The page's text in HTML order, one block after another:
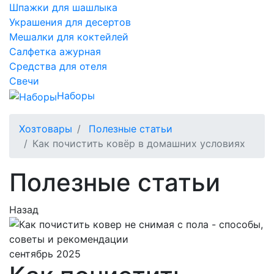
Шпажки для шашлыка
Украшения для десертов
Мешалки для коктейлей
Салфетка ажурная
Средства для отеля
Свечи
Наборы
Хозтовары
Полезные статьи
Как почистить ковёр в домашних условиях
Полезные статьи
Назад
сентябрь 2025